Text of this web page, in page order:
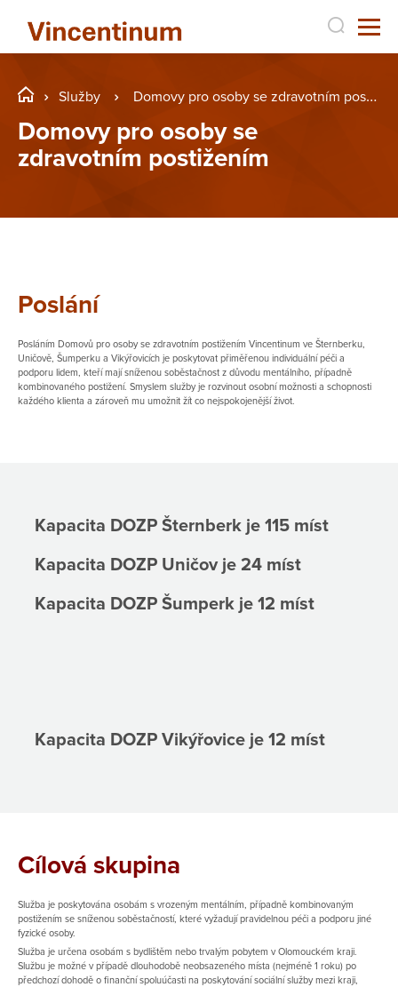
Služby Domovy pro osoby se zdravotním postižením
Domovy pro osoby se
zdravotním postižením
Poslání
Posláním Domovů pro osoby se zdravotním postižením Vincentinum ve Šternberku,
Uničově, Šumperku a Vikýřovicích je poskytovat přiměřenou individuální péči a
podporu lidem, kteří mají sníženou soběstačnost z důvodu mentálního, případně
kombinovaného postižení. Smyslem služby je rozvinout osobní možnosti a schopnosti
každého klienta a zároveň mu umožnit žít co nejspokojenější život.
Kapacita DOZP Šternberk je 115 míst
Kapacita DOZP Uničov je 24 míst
Kapacita DOZP Šumperk je 12 míst
Kapacita DOZP Vikýřovice je 12 míst
Cílová skupina
Služba je poskytována osobám s vrozeným mentálním, případně kombinovaným
postižením se sníženou soběstačností, které vyžadují pravidelnou péči a podporu jiné
fyzické osoby.
Služba je určena osobám s bydlištěm nebo trvalým pobytem v Olomouckém kraji.
Službu je možné v případě dlouhodobě neobsazeného místa (nejméně 1 roku) po
předchozí dohodě o finanční spoluúčasti na poskytování sociální služby mezi kraji,